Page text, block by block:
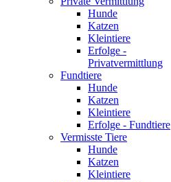
Hunde
Katzen
Kleintiere
Erfolge -
Privatvermittlung
Fundtiere
Hunde
Katzen
Kleintiere
Erfolge - Fundtiere
Vermisste Tiere
Hunde
Katzen
Kleintiere